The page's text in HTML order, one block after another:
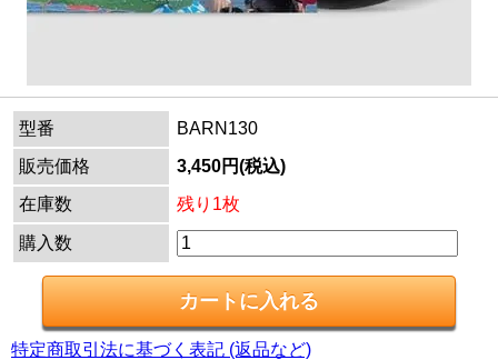
型番
BARN130
販売価格
3,450円(税込)
在庫数
残り1枚
購入数
特定商取引法に基づく表記 (返品など)